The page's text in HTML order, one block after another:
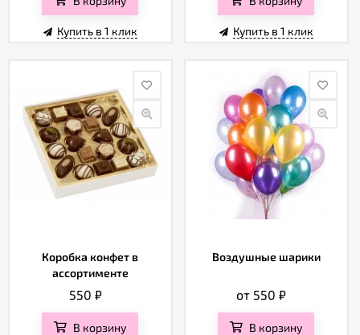
Купить в 1 клик Купить в 1 клик
Коробка конфет в
ассортименте
550 ₽
В корзину
Воздушные шарики
от 550₽
В корзину